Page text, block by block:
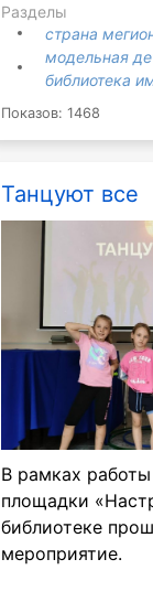
Разделы
страна
модельная
библиотека
Показов: 1468
Танцуют все
В рамках
площадки
библиотеке
мероприятие.